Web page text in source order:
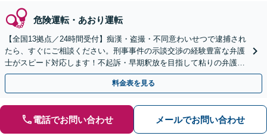
危険運転・あおり運転
【全国13拠点／24時間受付】痴漢・盗撮・不同意わいせつで逮捕され
たら、すぐにご相談ください。刑事事件の示談交渉の経験豊富な弁護
士がスピード対応します！不起訴・早期釈放を目指して粘りの弁護活
動を行います。
料金表を見る
電話でお問い合わせ メールでお問い合わせ